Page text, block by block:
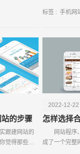
不少企业也
移动互联网，
标签 : 手机网
的步骤
跟建网站的
觉得那些能
2022-12-22
网站程序、
成了一个完整
您的公司名称